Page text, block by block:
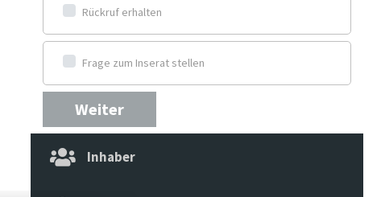
Rückruf erhalten
Frage zum Inserat stellen
Weiter
Inhaber